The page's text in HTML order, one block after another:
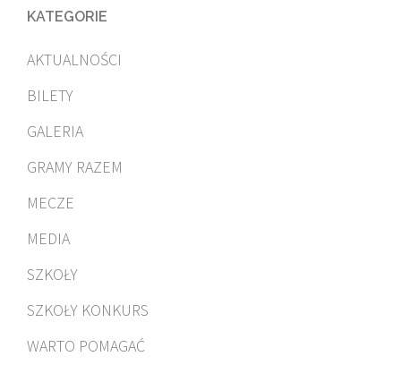
KATEGORIE
AKTUALNOŚCI
BILETY
GALERIA
GRAMY RAZEM
MECZE
MEDIA
SZKOŁY
SZKOŁY KONKURS
WARTO POMAGAĆ